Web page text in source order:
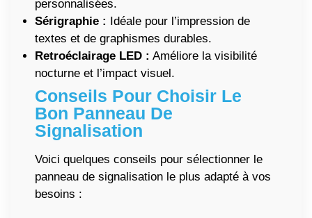
personnalisées.
Sérigraphie :
Idéale pour l’impression de
textes et de graphismes durables.
Retroéclairage LED : Améliore la visibilité
nocturne et l’impact visuel.
Conseils Pour Choisir Le
Bon Panneau De
Signalisation
Voici quelques conseils pour sélectionner le
panneau de signalisation le plus adapté à vos
besoins :